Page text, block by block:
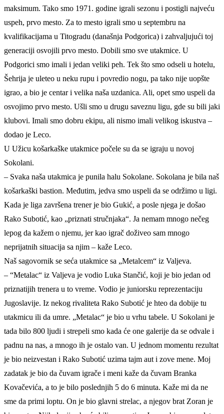
maksimum. Tako smo 1971. godine igrali sezonu i postigli najveću
uspeh, prvo mesto. Za to mesto igrali smo u septembru na
kvalifikacijama u Titogradu (današnja Podgorica) i zahvaljujući toj
generaciji osvojili prvo mesto. Dobili smo sve utakmice. U
Podgorici smo imali i jedan veliki peh. Tek što smo odseli u hotelu,
Šehrija je uleteo u neku rupu i povredio nogu, pa tako nije uopšte
igrao, a bio je centar i velika naša uzdanica. Ali, opet smo uspeli da
osvojimo prvo mesto. Ušli smo u drugu saveznu ligu, gde su bili jaki
klubovi. Imali smo dobru ekipu, ali nismo imali velikog iskustva –
dodao je Leco.
U Užicu košarkaške utakmice počele su da se igraju u novoj
Sokolani.
– Svaka naša utakmica je punila halu Sokolane. Sokolana je bila naš
košarkaški bastion. Međutim, jedva smo uspeli da se održimo u ligi.
Kada je liga završena trener je bio Gukić, a posle njega je došao
Rako Subotić, kao „priznati stručnjaka“. Ja nemam mnogo nečeg
lepog da kažem o njemu, jer kao igrač doživeo sam mnogo
neprijatnih situacija sa njim – kaže Leco.
Naš sagovornik se seća utakmice sa „Metalcem“ iz Valjeva.
– “Metalac“ iz Valjeva je vodio Luka Stančić, koji je bio jedan od
priznatijih trenera u to vreme. Vodio je juniorsku reprezentaciju
Jugoslavije. Iz nekog rivaliteta Rako Subotić je hteo da dobije tu
utakmicu ili da umre. „Metalac“ je bio u vrhu tabele. U Sokolani je
tada bilo 800 ljudi i strepeli smo kada će one galerije da se odvale i
padnu na nas, a mnogo ih je ostalo van. U jednom momentu rezultat
je bio neizvestan i Rako Subotić uzima tajm aut i zove mene. Moj
zadatak je bio da čuvam igrače i meni kaže da čuvam Branka
Kovačevića, a to je bilo poslednjih 5 do 6 minuta. Kaže mi da ne
sme da primi loptu. On je bio glavni strelac, a njegov brat Zoran je